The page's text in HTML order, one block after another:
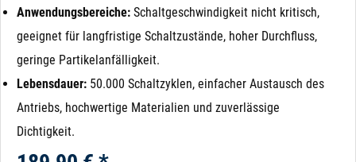
Anwendungsbereiche: Schaltgeschwindigkeit nicht kritisch,
geeignet für langfristige Schaltzustände, hoher Durchfluss,
geringe Partikelanfälligkeit.
Lebensdauer: 50.000 Schaltzyklen, einfacher Austausch des
Antriebs, hochwertige Materialien und zuverlässige
Dichtigkeit.